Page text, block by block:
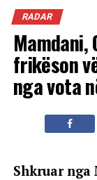
RADAR
Mamdani,
frikëson
nga vota
Shkruar nga